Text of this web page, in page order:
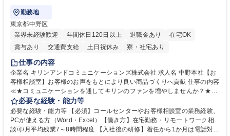
勤務地
東京都中野区
業界未経験歓迎
年間休日120日以上 退職金あり
在宅OK
賞与あり
交通費支給 土日祝休み 寮・社宅あり
仕事の内容
企業名 キリンアンドコミュニケーションズ株式会社 求人名 中野本社【お
客様相談室】お客様のお声をもとにより良い商品づくりへ貢献 仕事の内容
≪★コミュニケーションを通してキリンのファンを増やしませんか？★≫
お客様のお声をより良い商品づくりに活かしていく上で、窓口となるお客
様相談室でのお仕事です。 日々お客様からいただくキリングループへのご
意見を、企業活動に活かしています。お客様からの声に迅速かつ誠意をも
って対応、情報提供するとともにグループ内活動に反映しています。 【具
必要な経験・能力等
必要な経験・能力等 【必須】コールセンターやお客様相談室の業務経験、
PCが使える方（Word・Excel）【働き方】在宅勤務・リモートワーク相
談可/月平均残業7～8時間程度 【入社後の研修】着任から1か月は電話対応